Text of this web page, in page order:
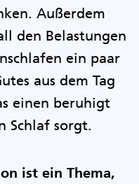
Außerdem
den Belastungen
ein paar
aus dem Tag
einen beruhigt
Schlaf sorgt.
ist ein Thema,